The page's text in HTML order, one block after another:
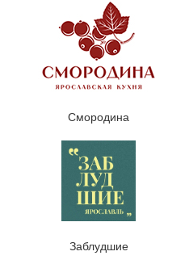
Смородина
Заблудшие